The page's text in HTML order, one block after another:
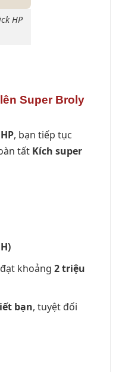
HP
Super Broly
, bạn tiếp tục
tất Kích super
khoảng 2 triệu
bạn, tuyệt đối